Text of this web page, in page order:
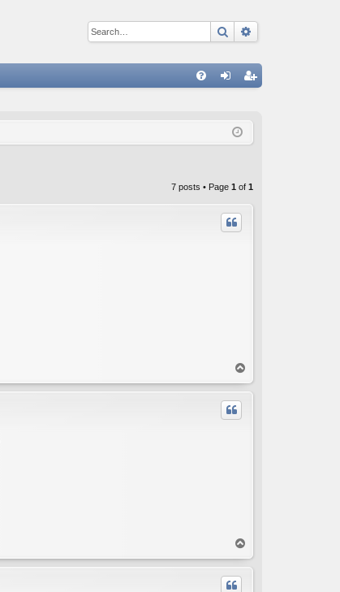
Search
ist
7 posts • Page 1 of 1
o
p
o
p